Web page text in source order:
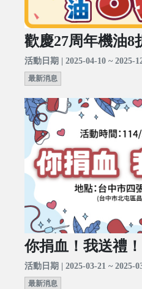
歡慶27周年機油8
活動日期 | 2025-04-10 ~ 2025-
最新消息
你捐血！我送禮！
活動日期 | 2025-03-21 ~ 2025-
最新消息